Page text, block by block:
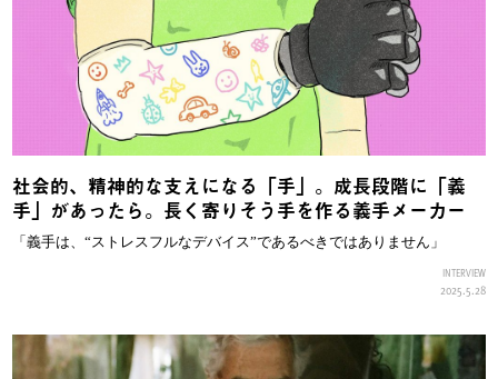
社会的、精神的な支えになる「手」。成長段階に「義
手」があったら。長く寄りそう手を作る義手メーカー
「義手は、“ストレスフルなデバイス”であるべきではありません」
INTERVIEW
2025.5.28